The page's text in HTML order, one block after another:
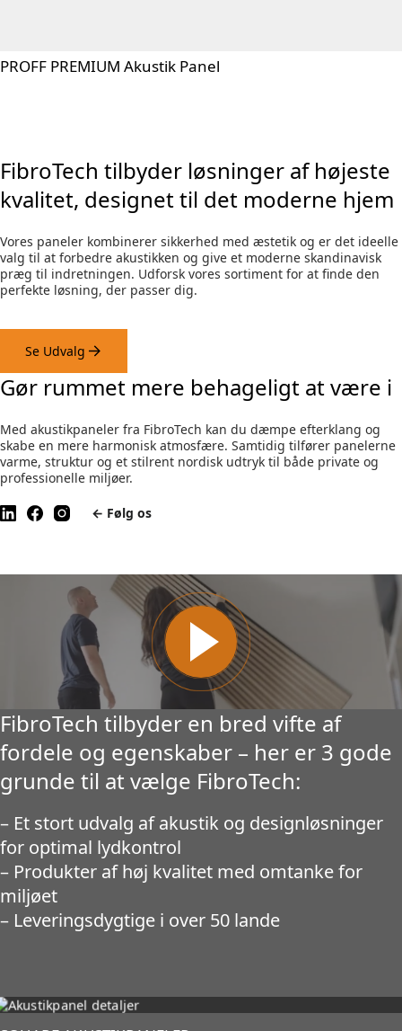
PROFF PREMIUM Akustik Panel
FibroTech tilbyder løsninger af højeste
kvalitet, designet til det moderne hjem
Vores paneler kombinerer sikkerhed med æstetik og er det ideelle
valg til at forbedre akustikken og give et moderne skandinavisk
præg til indretningen. Udforsk vores sortiment for at finde den
perfekte løsning, der passer dig.
Se Udvalg
Gør rummet mere behageligt at være i
Med akustikpaneler fra FibroTech kan du dæmpe efterklang og
skabe en mere harmonisk atmosfære. Samtidig tilfører panelerne
varme, struktur og et stilrent nordisk udtryk til både private og
professionelle miljøer.
← Følg os
FibroTech tilbyder en bred vifte af
fordele og egenskaber – her er 3 gode
grunde til at vælge FibroTech:
– Et stort udvalg af akustik og designløsninger
for optimal lydkontrol
– Produkter af høj kvalitet med omtanke for
miljøet
– Leveringsdygtige i over 50 lande